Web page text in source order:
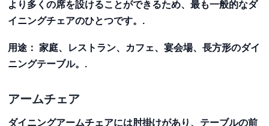
より多くの席を設けることができるため、最も一般的なダ
イニングチェアのひとつです。.
用途： 家庭、レストラン、カフェ、宴会場、長方形のダイ
ニングテーブル。.
アームチェア
ダイニングアームチェアには肘掛けがあり、テーブルの前